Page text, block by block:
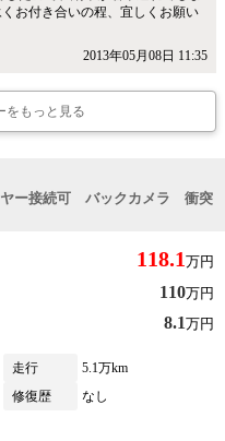
お付き合いの程、宜しくお願い
2013年05月08日 11:35
をもっと見る
ー接続可 バックカメラ 衝突
118.1万円
110万円
8.1万円
走行
5.1万km
修復歴
なし